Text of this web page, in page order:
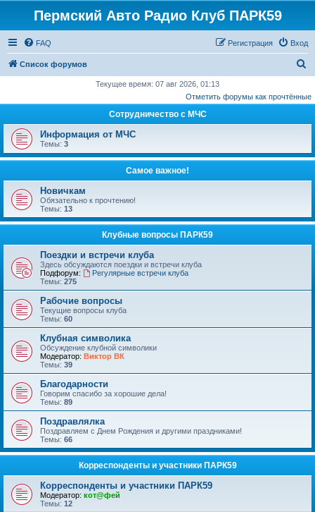
Пермский Авто Радио Клуб ПАРК59
FAQ Вход
Регистрация
Список форумов
и
Текущее время: 07 авг 2026, 01:13
Отметить форумы как прочтённые
Сотрудничество с МЧС
Информация от МЧС
Темы: 3
Самое важное!
Новичкам
Обязательно к прочтению!
Темы: 13
Клубные вопросы ПАРК59
Поездки и встречи клуба
Здесь обсуждаются поездки и встречи клуба
Подфорум:
Регулярные встречи клуба
Темы: 275
Рабочие вопросы
Текущие вопросы клуба
Темы: 60
Клубная символика
Обсуждение клубной символики
Модератор: Виктор ВК
Темы: 39
Благодарности
Говорим спасибо за хорошие дела!
Темы: 89
Поздравлялка
Поздравляем с Днем Рождения и другими праздниками!
Темы: 66
Корреспонденты и участники ПАРК59
Корреспонденты и участники ПАРК59
Модератор: кот@фей
Темы: 12